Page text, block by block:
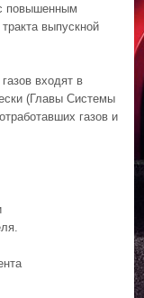
повышенным
выпускной
входят в
(Главы Системы
газов и